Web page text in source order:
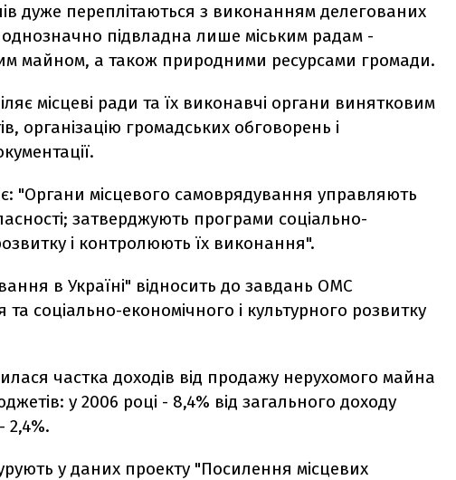
дуже переплітаються з виконанням делегованих
підвладна лише міським радам -
майном, а також природними ресурсами громади.
місцеві ради та їх виконавчі органи винятковим
організацію громадських обговорень і
"Органи місцевого самоврядування управляють
затверджують програми соціально-
і контролюють їх виконання".
в Україні" відносить до завдань ОМС
соціально-економічного і культурного розвитку
частка доходів від продажу нерухомого майна
у 2006 році - 8,4% від загального доходу
2,4%.
у даних проекту "Посилення місцевих